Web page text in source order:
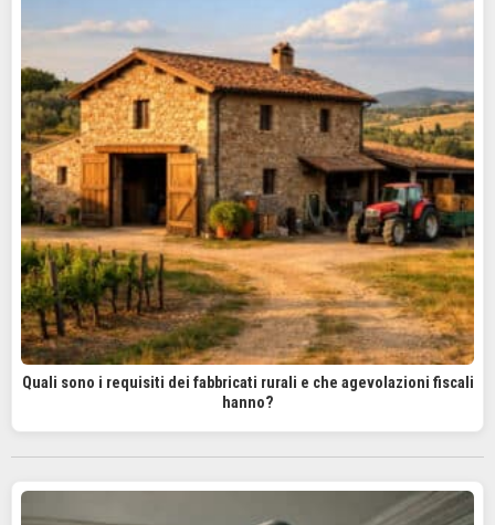
Quali sono i requisiti dei fabbricati rurali e che agevolazioni fiscali
hanno?